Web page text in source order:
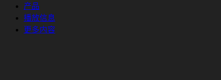
产品
播放信息
更多内容